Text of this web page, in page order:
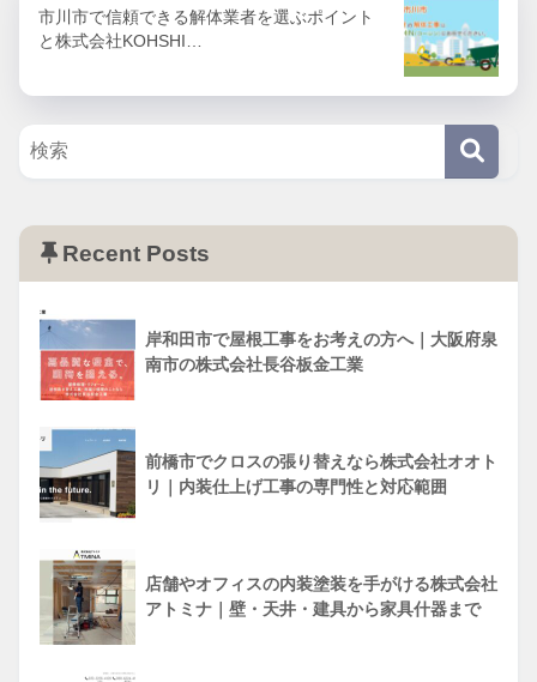
市川市で信頼できる解体業者を選ぶポイント
と株式会社KOHSHI…
Recent Posts
岸和田市で屋根工事をお考えの方へ｜大阪府泉
南市の株式会社長谷板金工業
前橋市でクロスの張り替えなら株式会社オオト
リ｜内装仕上げ工事の専門性と対応範囲
店舗やオフィスの内装塗装を手がける株式会社
アトミナ｜壁・天井・建具から家具什器まで